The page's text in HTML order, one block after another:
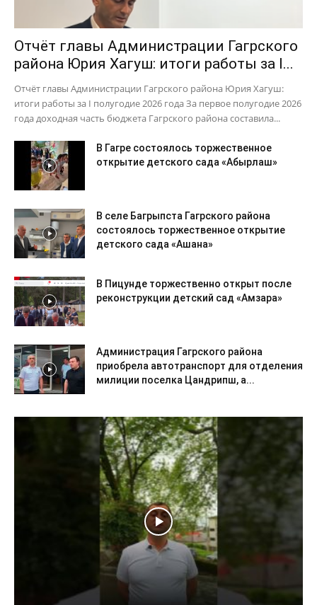
Отчёт главы Администрации Гагрского
района Юрия Хагуш: итоги работы за I...
Отчёт главы Администрации Гагрского района Юрия Хагуш:
итоги работы за I полугодие 2026 года За первое полугодие 2026
года доходная часть бюджета Гагрского района составила...
В Гагре состоялось торжественное
открытие детского сада «Абырлаш»
В селе Багрыпста Гагрского района
состоялось торжественное открытие
детского сада «Ашана»
В Пицунде торжественно открыт после
реконструкции детский сад «Амзара»
Администрация Гагрского района
приобрела автотранспорт для отделения
милиции поселка Цандрипш, а...